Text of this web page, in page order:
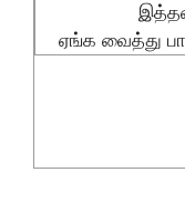
ஏங்க வைத்து